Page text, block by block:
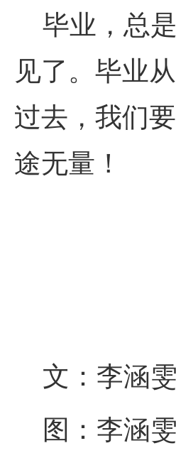
毕业，总是
见了。毕业
过去，我们
途无量！
文：李涵雯
图：李涵雯